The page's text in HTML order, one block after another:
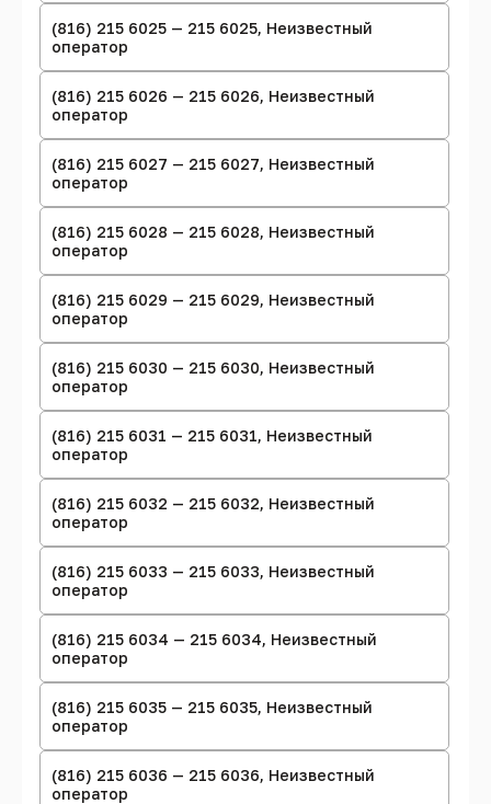
(816) 215 6025 — 215 6025, Неизвестный
оператор
(816) 215 6026 — 215 6026, Неизвестный
оператор
(816) 215 6027 — 215 6027, Неизвестный
оператор
(816) 215 6028 — 215 6028, Неизвестный
оператор
(816) 215 6029 — 215 6029, Неизвестный
оператор
(816) 215 6030 — 215 6030, Неизвестный
оператор
(816) 215 6031 — 215 6031, Неизвестный
оператор
(816) 215 6032 — 215 6032, Неизвестный
оператор
(816) 215 6033 — 215 6033, Неизвестный
оператор
(816) 215 6034 — 215 6034, Неизвестный
оператор
(816) 215 6035 — 215 6035, Неизвестный
оператор
(816) 215 6036 — 215 6036, Неизвестный
оператор